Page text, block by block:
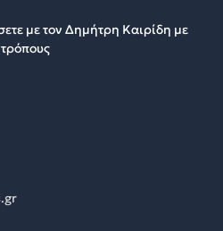
με τον Δημήτρη Καιρίδη με